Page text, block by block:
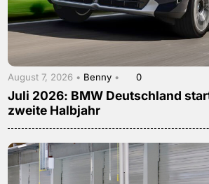
August 7, 2026 • Benny • 0
Juli 2026: BMW Deutschland
zweite Halbjahr